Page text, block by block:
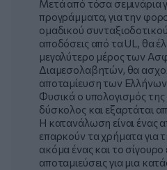
Μετά από τόσα σεμινάρια
προγράμματα, για την
ομαδικού συνταξιοδοτικού
αποδόσεις από τα UL, θα
μεγαλύτερο μέρος των
Διαμεσολαβητών, θα
αποταμίευση των Ελλήνων
Φυσικά ο υπολογισμός της
δύσκολος και εξαρτάται
Η κατανάλωση είναι ένας
επαρκούν τα χρήματα για
ακόμα ένας και το
αποταμιεύσεις για μια